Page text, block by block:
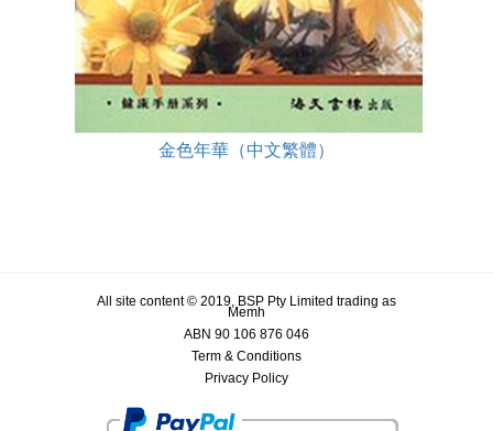
金色年華（中文繁體）
All site content © 2019, BSP Pty Limited trading as
Memh
ABN 90 106 876 046
Term & Conditions
Privacy Policy